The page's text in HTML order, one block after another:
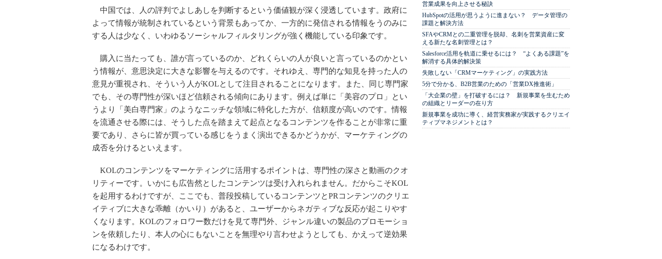
中国では、人の評判でよしあしを判断するという価値観が深く浸透しています。政府に
よって情報が統制されているという背景もあってか、一方的に発信される情報をうのみに
する人は少なく、いわゆるソーシャルフィルタリングが強く機能している印象です。
購入に当たっても、誰が言っているのか、どれくらいの人が良いと言っているのかとい
う情報が、意思決定に大きな影響を与えるのです。それゆえ、専門的な知見を持った人の
意見が重視され、そういう人がKOLとして注目されることになります。また、同じ専門家
でも、その専門性が深いほど信頼される傾向にあります。例えば単に「美容のプロ」とい
うより「美白専門家」のようなニッチな領域に特化した方が、信頼度が高いのです。情報
を流通させる際には、そうした点を踏まえて起点となるコンテンツを作ることが非常に重
要であり、さらに皆が買っている感じをうまく演出できるかどうかが、マーケティングの
成否を分けるといえます。
KOLのコンテンツをマーケティングに活用するポイントは、専門性の深さと動画のクオ
リティーです。いかにも広告然としたコンテンツは受け入れられません。だからこそKOL
を起用するわけですが、ここでも、普段投稿しているコンテンツとPRコンテンツのクリエ
イティブに大きな乖離（かいり）があると、ユーザーからネガティブな反応が起こりやす
くなります。KOLのフォロワー数だけを見て専門外、ジャンル違いの製品のプロモーショ
ンを依頼したり、本人の心にもないことを無理やり言わせようとしても、かえって逆効果
になるわけです。
営業成果を向上させる秘訣
HubSpotの活用が思うように進まない？ データ管理の
課題と解決方法
SFAやCRMとの二重管理を脱却、名刺を営業資産に変
える新たな名刺管理とは？
Salesforce活用を軌道に乗せるには？ “よくある課題”を
解消する具体的解決策
失敗しない「CRMマーケティング」の実践方法
5分で分かる、B2B営業のための「営業DX推進術」
「大企業の壁」を打破するには？ 新規事業を生むため
の組織とリーダーの在り方
新規事業を成功に導く、経営実務家が実践するクリエイ
ティブマネジメントとは？